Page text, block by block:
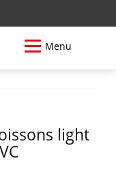
Menu
light